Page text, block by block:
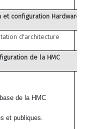
et configuration Hardware
d'architecture
de la HMC
de la HMC
et publiques.